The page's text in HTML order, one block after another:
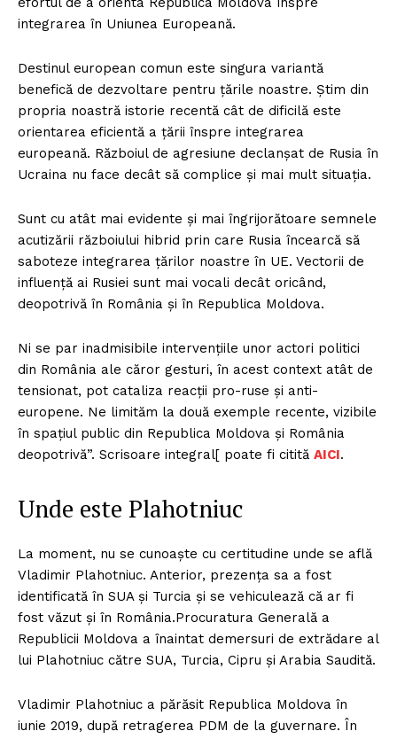
integrarea în Uniunea Europeană.
Destinul european comun este singura variantă
benefică de dezvoltare pentru țările noastre. Știm din
propria noastră istorie recentă cât de dificilă este
orientarea eficientă a țării înspre integrarea
europeană. Războiul de agresiune declanșat de Rusia în
Ucraina nu face decât să complice și mai mult situația.
Sunt cu atât mai evidente și mai îngrijorătoare semnele
acutizării războiului hibrid prin care Rusia încearcă să
saboteze integrarea țărilor noastre în UE. Vectorii de
influență ai Rusiei sunt mai vocali decât oricând,
deopotrivă în România și în Republica Moldova.
Ni se par inadmisibile intervențiile unor actori politici
din România ale căror gesturi, în acest context atât de
tensionat, pot cataliza reacții pro-ruse și anti-
europene. Ne limităm la două exemple recente, vizibile
în spațiul public din Republica Moldova și România
deopotrivă”. Scrisoare integral[ poate fi citită AICI.
Unde este Plahotniuc
La moment, nu se cunoaşte cu certitudine unde se află
Vladimir Plahotniuc. Anterior, prezenţa sa a fost
identificată în SUA şi Turcia şi se vehiculează că ar fi
fost văzut şi în România.Procuratura Generală a
Republicii Moldova a înaintat demersuri de extrădare al
lui Plahotniuc către SUA, Turcia, Cipru şi Arabia Saudită.
Vladimir Plahotniuc a părăsit Republica Moldova în
iunie 2019, după retragerea PDM de la guvernare. În